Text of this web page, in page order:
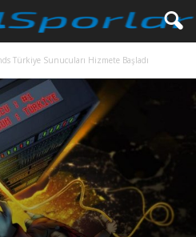
Türkiye Sunucuları Hizmete Başladı